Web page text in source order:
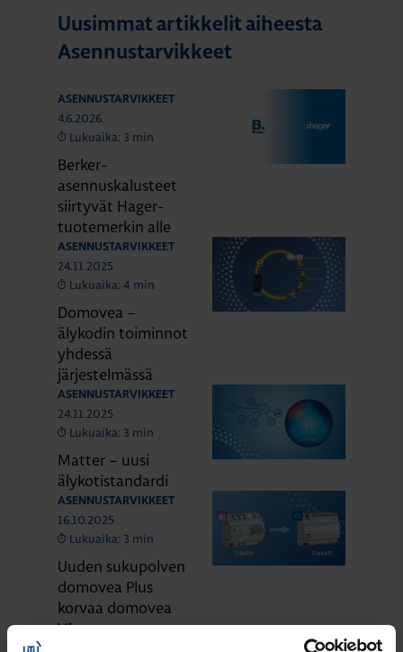
Uusimmat artikkelit aiheesta
Asennustarvikkeet
ASENNUSTARVIKKEET
4.6.2026
Lukuaika: 3 min
Berker-
asennuskalusteet
siirtyvät Hager-
tuotemerkin alle
ASENNUSTARVIKKEET
24.11.2025
Lukuaika: 4 min
Domovea –
älykodin toiminnot
yhdessä
järjestelmässä
ASENNUSTARVIKKEET
24.11.2025
Lukuaika: 3 min
Matter – uusi
älykotistandardi
ASENNUSTARVIKKEET
16.10.2025
Lukuaika: 3 min
Uuden sukupolven
domovea Plus
korvaa domovea
V1:n